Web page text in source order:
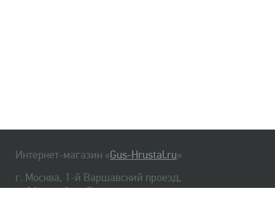
Интернет-магазин «Gus-Hrustal.ru»
г. Москва, 1-й Варшавский проезд,
д. 1А, стр. 3, м. Варшавская